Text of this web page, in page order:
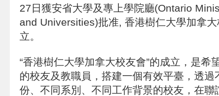
27日獲安省大學及專上學院廳(Ontario
and Universities)批准, 香港樹仁大學加拿
立。
“香港樹仁大學加拿大校友會”的成立，是希
的校友及教職員，搭建一個有效平臺，透
份、不同系別、不同工作背景的校友，在